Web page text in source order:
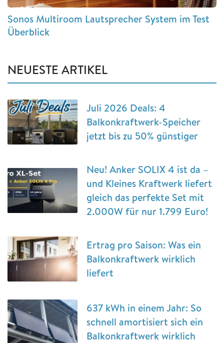
Sonos Multiroom Lautsprecher System im Test
Überblick
NEUESTE ARTIKEL
Juli 2026 Deals: 4
Balkonkraftwerk-Speicher
jetzt bis zu 50% günstiger
Neu! Anker SOLIX 4 ist da –
und Kleines Kraftwerk liefert
gleich das perfekte Set mit
2.000W für nur 1.799 Euro!
Ertrag pro Saison: Was ein
Balkonkraftwerk wirklich
liefert
637 kWh in einem Jahr: So
schnell amortisiert sich ein
Balkonkraftwerk wirklich